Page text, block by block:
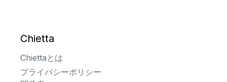
Chietta
Chiettaとは
プライバシーポリシー